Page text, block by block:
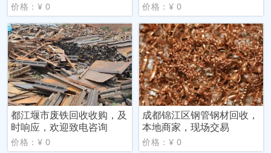
价格：¥ 0 价格：¥ 0
都江堰市废铁回收收购，及
时响应，欢迎致电咨询
价格：¥ 0
成都锦江区钢管钢材回收，
本地商家，现场交易
价格：¥ 0